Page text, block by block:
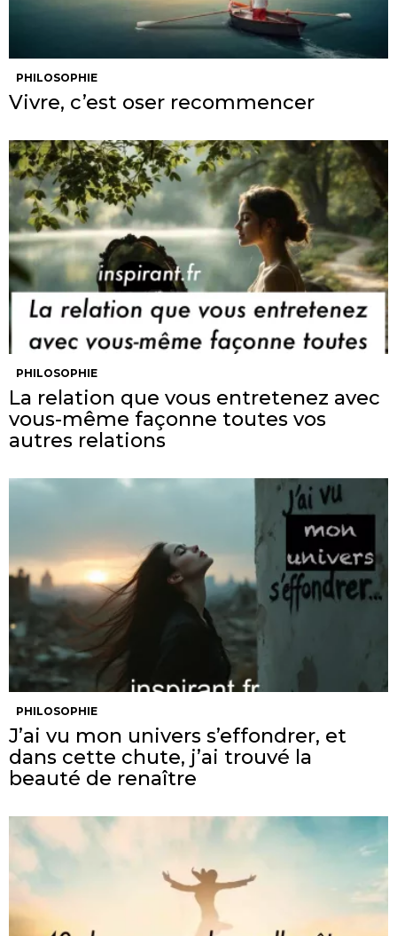
PHILOSOPHIE
Vivre, c’est oser recommencer
PHILOSOPHIE
La relation que vous entretenez avec
vous-même façonne toutes vos
autres relations
PHILOSOPHIE
J’ai vu mon univers s’effondrer, et
dans cette chute, j’ai trouvé la
beauté de renaître